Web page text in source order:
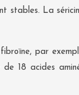
stables. La
par
18 acides